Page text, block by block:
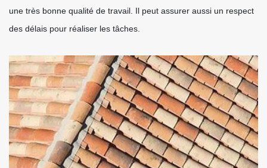
une très bonne qualité de travail. Il peut assurer aussi un respect
des délais pour réaliser les tâches.